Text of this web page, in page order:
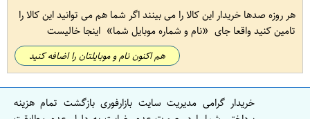
هر روزه صدها خریدار این کالا را می بینند اگر شما هم می توانید این کالا را
تامین کنید واقعا جای
نام و شماره موبایل شما اینجا خالیست
هم اکنون نام و موبایلتان را اضافه کنید
خریدار گرامی مدیریت سایت بازارفوری بازگشت تمام هزینه